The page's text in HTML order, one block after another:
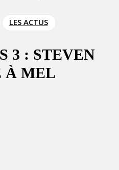
LES ACTUS
3 : STEVEN
À MEL